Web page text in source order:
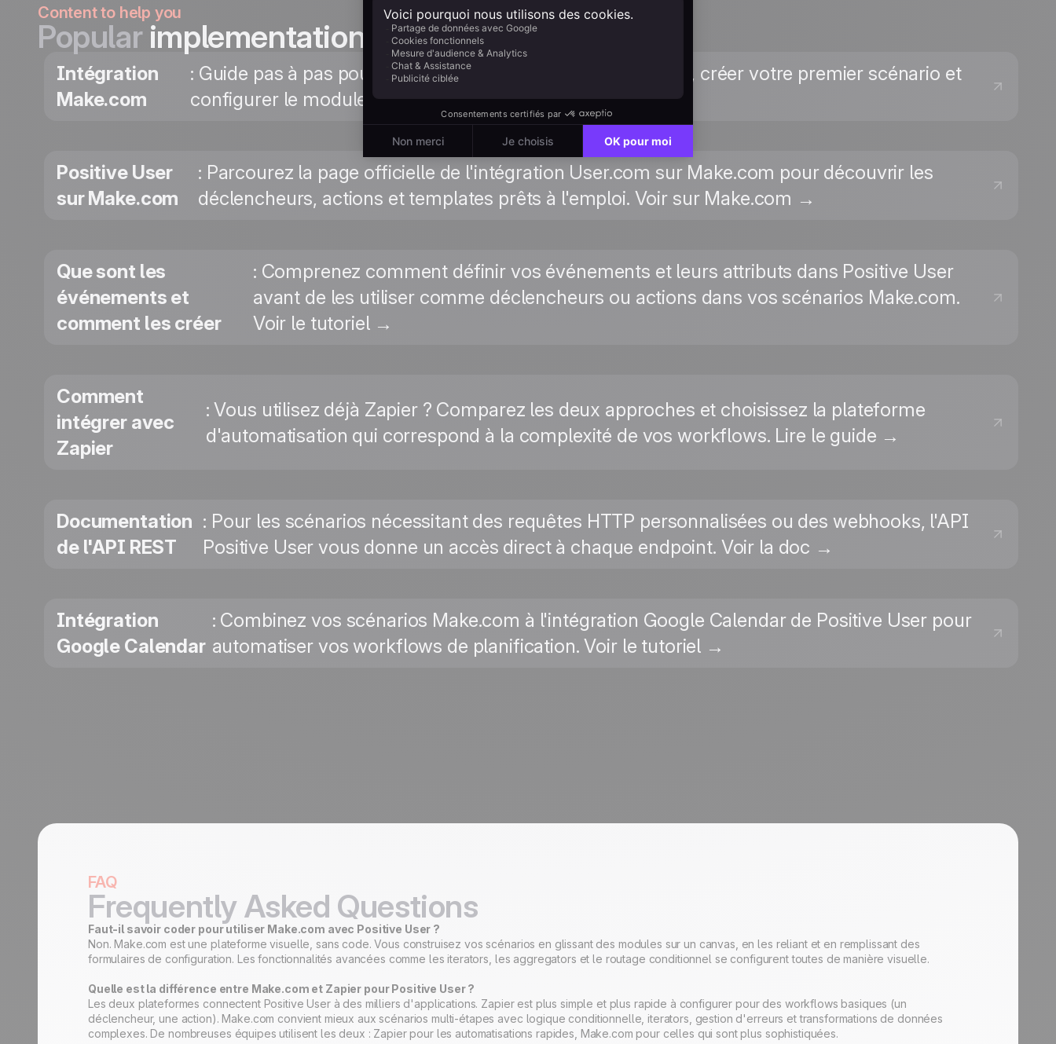
Content to help you
Popularimplementation guides
Intégration
Make.com
: Guide pas à pas pour connecter Positive User à Make.com, créer votre premier scénario et
configurer le module User.com. Lire le guide →
Positive User
sur Make.com
: Parcourez la page officielle de l'intégration User.com sur Make.com pour découvrir les
déclencheurs, actions et templates prêts à l'emploi. Voir sur Make.com →
Que sont les
événements et
comment les créer
: Comprenez comment définir vos événements et leurs attributs dans Positive User
avant de les utiliser comme déclencheurs ou actions dans vos scénarios Make.com.
Voir le tutoriel →
Comment
intégrer avec
Zapier
: Vous utilisez déjà Zapier ? Comparez les deux approches et choisissez la plateforme
d'automatisation qui correspond à la complexité de vos workflows. Lire le guide →
Documentation
de l'API REST
: Pour les scénarios nécessitant des requêtes HTTP personnalisées ou des webhooks, l'API
Positive User vous donne un accès direct à chaque endpoint. Voir la doc →
Intégration
Google Calendar
: Combinez vos scénarios Make.com à l'intégration Google Calendar de Positive User pour
automatiser vos workflows de planification. Voir le tutoriel →
FAQ
Frequently Asked Questions
Faut-il savoir coder pour utiliser Make.com avec Positive User ?
Non. Make.com est une plateforme visuelle, sans code. Vous construisez vos scénarios en glissant des modules sur un canvas, en les reliant et en remplissant des
formulaires de configuration. Les fonctionnalités avancées comme les iterators, les aggregators et le routage conditionnel se configurent toutes de manière visuelle.
Quelle est la différence entre Make.com et Zapier pour Positive User ?
Les deux plateformes connectent Positive User à des milliers d'applications. Zapier est plus simple et plus rapide à configurer pour des workflows basiques (un
déclencheur, une action). Make.com convient mieux aux scénarios multi-étapes avec logique conditionnelle, iterators, gestion d'erreurs et transformations de données
complexes. De nombreuses équipes utilisent les deux : Zapier pour les automatisations rapides, Make.com pour celles qui sont plus sophistiquées.